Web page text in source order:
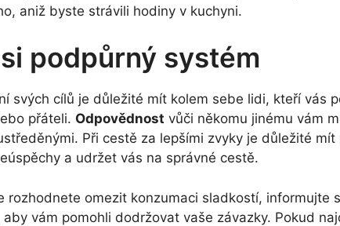
aniž byste strávili hodiny v kuchyni.
podpůrný systém
svých cílů je důležité mít kolem sebe lidi, kteří vás
přáteli. Odpovědnost vůči někomu jinému vám
Při cestě za lepšími zvyky je důležité
a udržet vás na správné cestě.
rozhodnete omezit konzumaci sladkostí, informujte
vám pomohli dodržovat vaše závazky. Pokud